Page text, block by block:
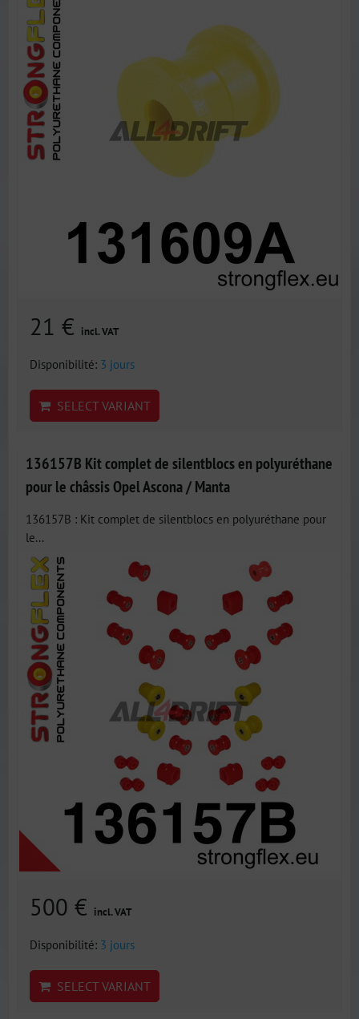
21 € incl. VAT
Disponibilité: 3 jours
SELECT VARIANT
136157B Kit complet de silentblocs en polyuréthane
pour le châssis Opel Ascona / Manta
136157B : Kit complet de silentblocs en polyuréthane pour
le...
500 € incl. VAT
Disponibilité: 3 jours
SELECT VARIANT